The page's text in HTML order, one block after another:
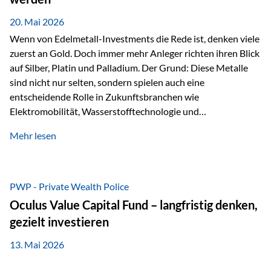
Vertrauensverlust ausfällt, zeigt ein nüchterner
20. Mai 2026
Wenn von Edelmetall-Investments die Rede ist, denken viele
zuerst an Gold. Doch immer mehr Anleger richten ihren Blick
auf Silber, Platin und Palladium. Der Grund: Diese Metalle
sind nicht nur selten, sondern spielen auch eine
entscheidende Rolle in Zukunftsbranchen wie
Elektromobilität, Wasserstofftechnologie und
Faktoren für Investoren – begrenztes Angebot und
klassischer „Sicherheitsanker“ gilt, bieten Silber, Platin und
Palladium zusätzlich die Chance, von technologischen
Entwicklungen zu profitieren. Die Nachfrage entsteht nicht
nur durch Anleger, sondern vor allem durch die Industrie.
Gerade in…
Mehr lesen
PWP - Private Wealth Police
Oculus Value Capital Fund – langfristig denken,
gezielt investieren
13. Mai 2026